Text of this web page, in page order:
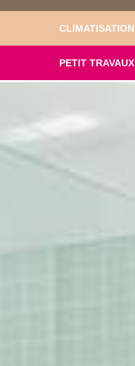
CLIMATISATION
PETIT TRAVAUX